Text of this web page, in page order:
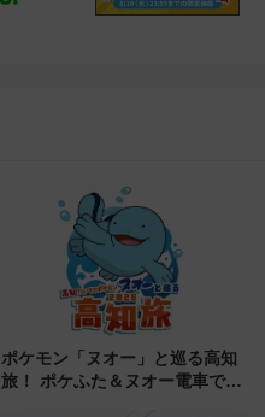
ポケモン「ヌオー」と巡る高知
旅！ ポケふた＆ヌオー電車で楽